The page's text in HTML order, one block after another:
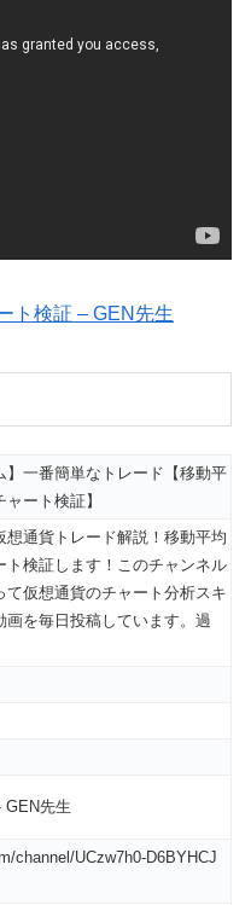
ト検証 – GEN先生
】一番簡単なトレード【移動平
ート検証】
想通貨トレード解説！移動平均
ト検証します！このチャンネル
仮想通貨のチャート分析スキ
画を毎日投稿しています。過
GEN先生
channel/UCzw7h0-D6BYHCJ